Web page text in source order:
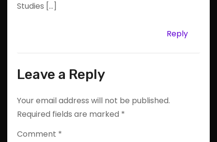
Studies […]
Reply
Leave a Reply
Your email address will not be published.
Required fields are marked *
Comment *